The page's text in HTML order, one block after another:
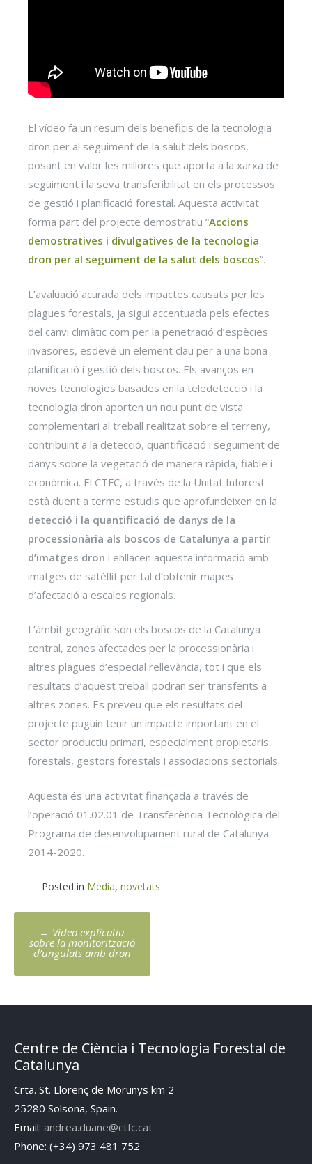
El vídeo fa un resum dels beneficis de la tecnologia
dron per al seguiment de la salut dels boscos,
posant en valor les millores que aporta a la xarxa de
seguiment i la seva transferibilitat en els processos
de gestió i planificació forestal. Aquesta activitat
forma part del projecte demostratiu “Accions
demostratives i divulgatives de la tecnologia
dron per al seguiment de la salut dels boscos”.
L’avaluació acurada dels impactes causats per les
plagues forestals, ja sigui accentuada pels efectes
del canvi climàtic com per la penetració d’espècies
invasores, esdevé un element clau per a una bona
planificació i gestió dels boscos. Els avanços en
noves tecnologies basades en la teledetecció i la
tecnologia dron aporten un nou punt de vista
complementari al treball realitzat sobre el terreny,
contribuint a la detecció, quantificació i seguiment de
danys sobre la vegetació de manera ràpida, fiable i
econòmica. El CTFC, a través de la Unitat Inforest
està duent a terme estudis que aprofundeixen en la
detecció i la quantificació de danys de la
processionària als boscos de Catalunya a partir
d’imatges dron i enllacen aquesta informació amb
imatges de satèl·lit per tal d’obtenir mapes
d’afectació a escales regionals.
L’àmbit geogràfic són els boscos de la Catalunya
central, zones afectades per la processionària i
altres plagues d’especial rellevància, tot i que els
resultats d’aquest treball podran ser transferits a
altres zones. Es preveu que els resultats del
projecte puguin tenir un impacte important en el
sector productiu primari, especialment propietaris
forestals, gestors forestals i associacions sectorials.
Aquesta és una activitat finançada a través de
l’operació 01.02.01 de Transferència Tecnològica del
Programa de desenvolupament rural de Catalunya
2014-2020.
Posted in Media, novetats
Post
navigation
← Vídeo explicatiu
sobre la monitorització
d’ungulats amb dron
Centre de Ciència i Tecnologia Forestal de
Catalunya
Crta. St. Llorenç de Morunys km 2
25280 Solsona, Spain.
Email: andrea.duane@ctfc.cat
Phone: (+34) 973 481 752